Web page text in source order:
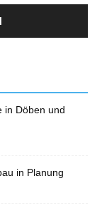
in Döben und
in Planung